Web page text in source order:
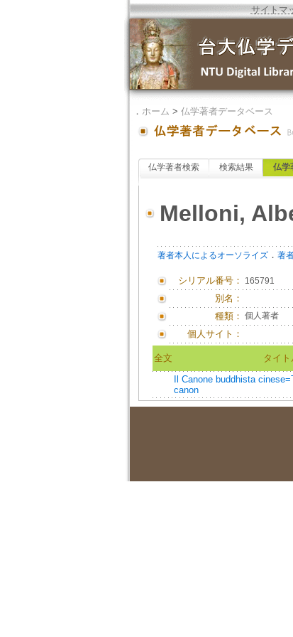
サイトマ
． ホーム > 仏学著者データベース
仏学著者検索 検索結果 仏学
Melloni,
著者本人によるオーソライズ． 著
シリアル番号： 165791
別名：
種類： 個人著者
個人サイト：
全文 タイト
Il Canone buddhista
canon